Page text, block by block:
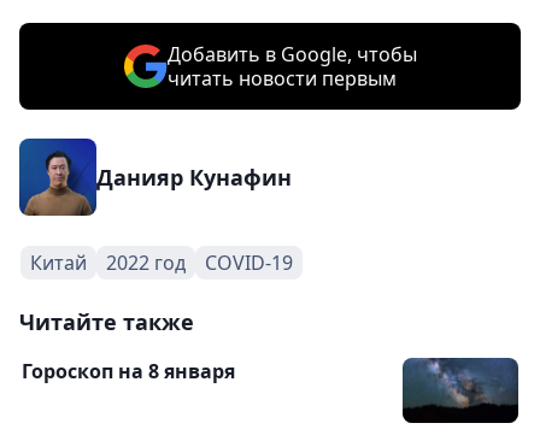
Добавить в Google, чтобы
читать новости первым
Данияр Кунафин
Китай 2022 год COVID-19
Читайте также
Гороскоп на 8 января